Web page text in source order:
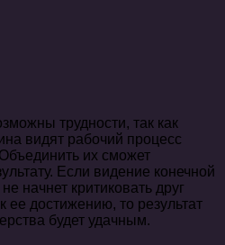
трудности, так как
видят рабочий процесс
их сможет
Если видение конечной
начнет критиковать друг
ее достижению, то результат
будет удачным.